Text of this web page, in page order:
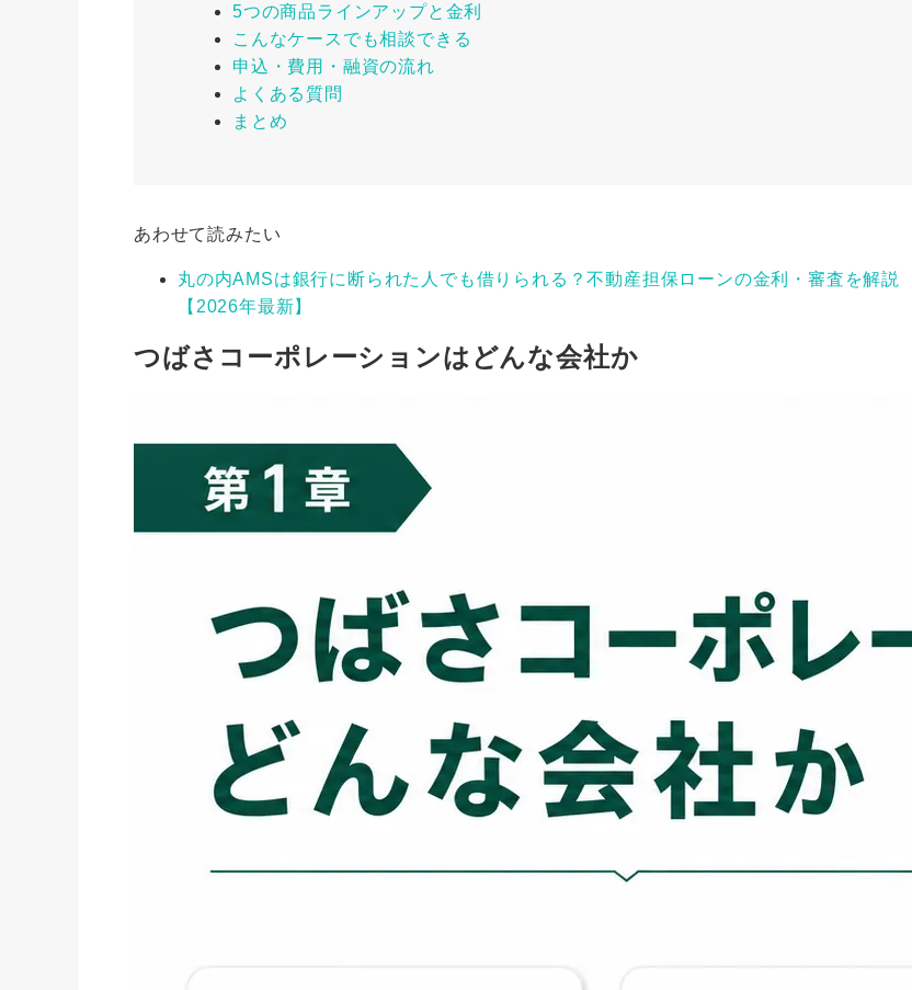
5つの商品ラインアップと金利
こんなケースでも相談できる
申込・費用・融資の流れ
よくある質問
まとめ
あわせて読みたい
丸の内AMSは銀行に断られた人でも借りられる？不動産担保ローンの金利・審査を解説
【2026年最新】
つばさコーポレーションはどんな会社か